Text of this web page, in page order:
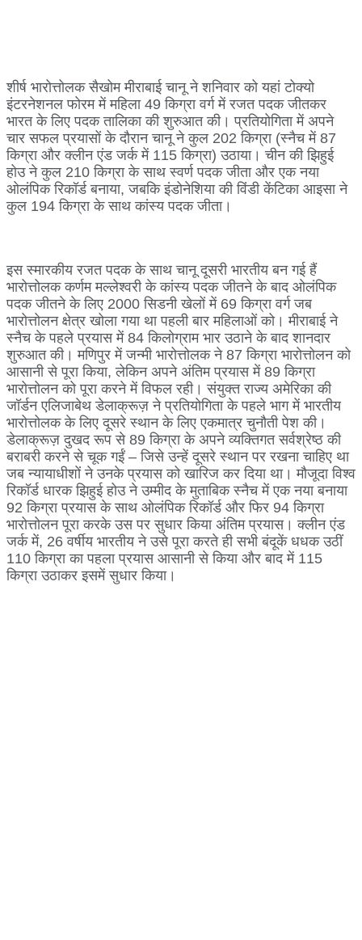
शीर्ष भारोत्तोलक सैखोम मीराबाई चानू ने शनिवार को यहां टोक्यो
इंटरनेशनल फोरम में महिला 49 किग्रा वर्ग में रजत पदक जीतकर
भारत के लिए पदक तालिका की शुरुआत की। प्रतियोगिता में अपने
चार सफल प्रयासों के दौरान चानू ने कुल 202 किग्रा (स्नैच में 87
किग्रा और क्लीन एंड जर्क में 115 किग्रा) उठाया। चीन की झिहुई
होउ ने कुल 210 किग्रा के साथ स्वर्ण पदक जीता और एक नया
ओलंपिक रिकॉर्ड बनाया, जबकि इंडोनेशिया की विंडी केंटिका आइसा ने
कुल 194 किग्रा के साथ कांस्य पदक जीता।
इस स्मारकीय रजत पदक के साथ चानू दूसरी भारतीय बन गई हैं
भारोत्तोलक कर्णम मल्लेश्वरी के कांस्य पदक जीतने के बाद ओलंपिक
पदक जीतने के लिए 2000 सिडनी खेलों में 69 किग्रा वर्ग जब
भारोत्तोलन क्षेत्र खोला गया था पहली बार महिलाओं को। मीराबाई ने
स्नैच के पहले प्रयास में 84 किलोग्राम भार उठाने के बाद शानदार
शुरुआत की। मणिपुर में जन्मी भारोत्तोलक ने 87 किग्रा भारोत्तोलन को
आसानी से पूरा किया, लेकिन अपने अंतिम प्रयास में 89 किग्रा
भारोत्तोलन को पूरा करने में विफल रही। संयुक्त राज्य अमेरिका की
जॉर्डन एलिजाबेथ डेलाक्रूज़ ने प्रतियोगिता के पहले भाग में भारतीय
भारोत्तोलक के लिए दूसरे स्थान के लिए एकमात्र चुनौती पेश की।
डेलाक्रूज़ दुखद रूप से 89 किग्रा के अपने व्यक्तिगत सर्वश्रेष्ठ की
बराबरी करने से चूक गईं – जिसे उन्हें दूसरे स्थान पर रखना चाहिए था
जब न्यायाधीशों ने उनके प्रयास को खारिज कर दिया था। मौजूदा विश्व
रिकॉर्ड धारक झिहुई होउ ने उम्मीद के मुताबिक स्नैच में एक नया बनाया
92 किग्रा प्रयास के साथ ओलंपिक रिकॉर्ड और फिर 94 किग्रा
भारोत्तोलन पूरा करके उस पर सुधार किया अंतिम प्रयास। क्लीन एंड
जर्क में, 26 वर्षीय भारतीय ने उसे पूरा करते ही सभी बंदूकें धधक उठीं
110 किग्रा का पहला प्रयास आसानी से किया और बाद में 115
किग्रा उठाकर इसमें सुधार किया।